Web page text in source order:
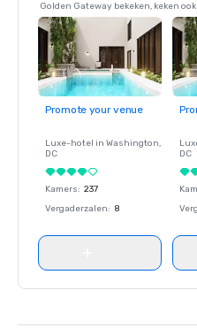
Golden Gateway bekeken, keken
Promote your venue
Luxe-hotel in Washington,
DC
Kamers: 237
Vergaderzalen: 8
DC